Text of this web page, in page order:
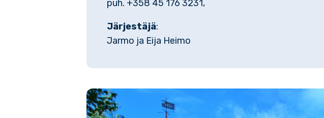
puh. +358 45 176 3231,
Järjestäjä:
Jarmo ja Eija Heimo